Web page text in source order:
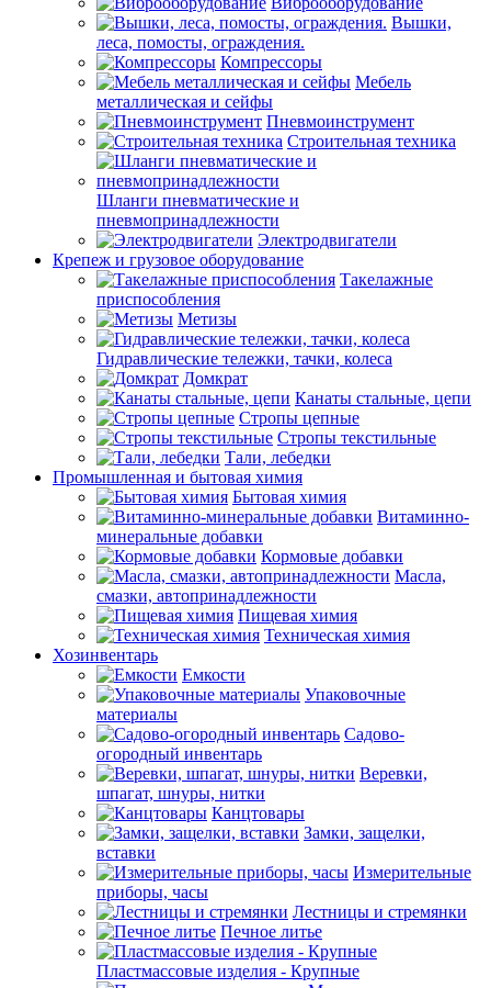
Вышки,
леса, помосты, ограждения.
Компрессоры
Мебель
металлическая и сейфы
Пневмоинструмент
Строительная техника
Шланги пневматические и
пневмопринадлежности
Электродвигатели
Крепеж и грузовое оборудование
Такелажные
приспособления
Метизы
Гидравлические тележки, тачки, колеса
Домкрат
Канаты стальные, цепи
Стропы цепные
Стропы текстильные
Тали, лебедки
Промышленная и бытовая химия
Бытовая химия
Витаминно-
минеральные добавки
Кормовые добавки
Масла,
смазки, автопринадлежности
Пищевая химия
Техническая химия
Хозинвентарь
Емкости
Упаковочные
материалы
Садово-
огородный инвентарь
Веревки,
шпагат, шнуры, нитки
Канцтовары
Замки, защелки,
вставки
Измерительные
приборы, часы
Лестницы и стремянки
Печное литье
Пластмассовые изделия - Крупные